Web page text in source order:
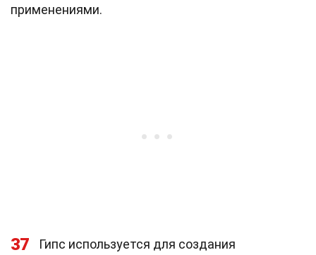
применениями.
37
Гипс используется для создания